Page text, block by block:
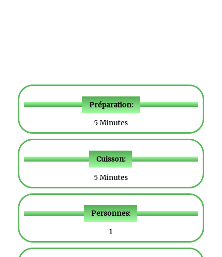
Préparation:
5 Minutes
Cuisson:
5 Minutes
Personnes:
1